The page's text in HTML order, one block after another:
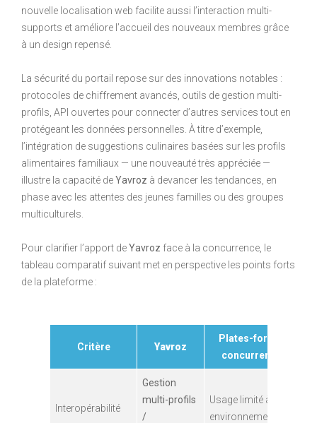
nouvelle localisation web facilite aussi l’interaction multi-
supports et améliore l’accueil des nouveaux membres grâce
à un design repensé.
La sécurité du portail repose sur des innovations notables :
protocoles de chiffrement avancés, outils de gestion multi-
profils, API ouvertes pour connecter d’autres services tout en
protégeant les données personnelles. À titre d’exemple,
l’intégration de suggestions culinaires basées sur les profils
alimentaires familiaux — une nouveauté très appréciée —
illustre la capacité deYavroz à devancer les tendances, en
phase avec les attentes des jeunes familles ou des groupes
multiculturels.
Pour clarifier l’apport deYavroz face à la concurrence, le
tableau comparatif suivant met en perspective les points forts
de la plateforme :
Critère Yavroz
Plates-formes
concurrentes
Interopérabilité
Gestion
multi-profils
/
Usage limité à un
environnement